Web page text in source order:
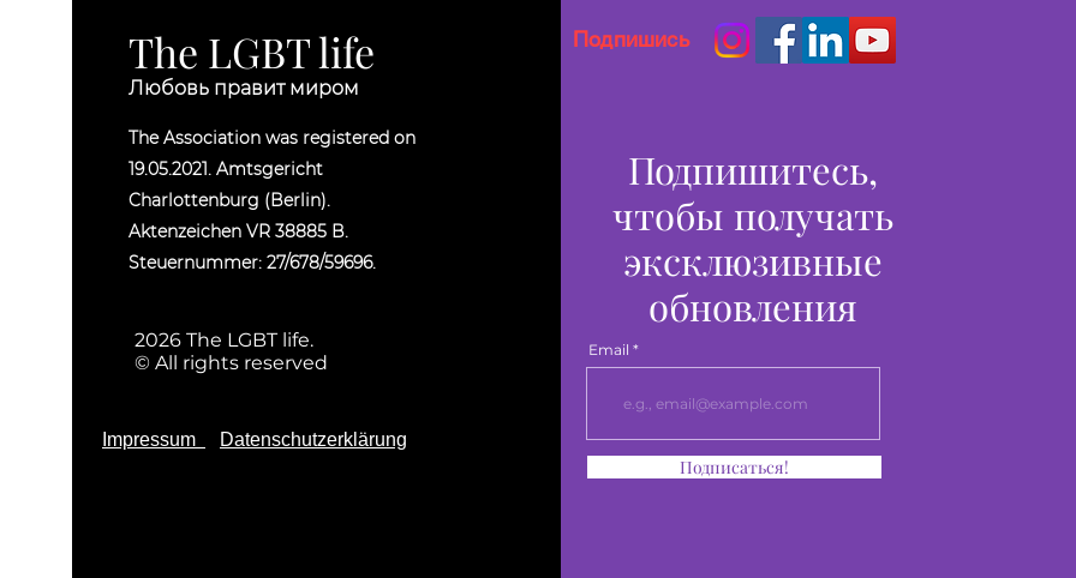
The LGBT life
Любовь правит миром
The Association was registered on
19.05.2021. Amtsgericht
Charlottenburg (Berlin).
Aktenzeichen VR 38885 B.
Steuernummer: 27/678/59696.
2026 The LGBT life.
© All rights reserved
Impressum Datenschutzerklärung
Подпишись
Подпишитесь,
чтобы получать
эксклюзивные
обновления
Email
Подписаться!